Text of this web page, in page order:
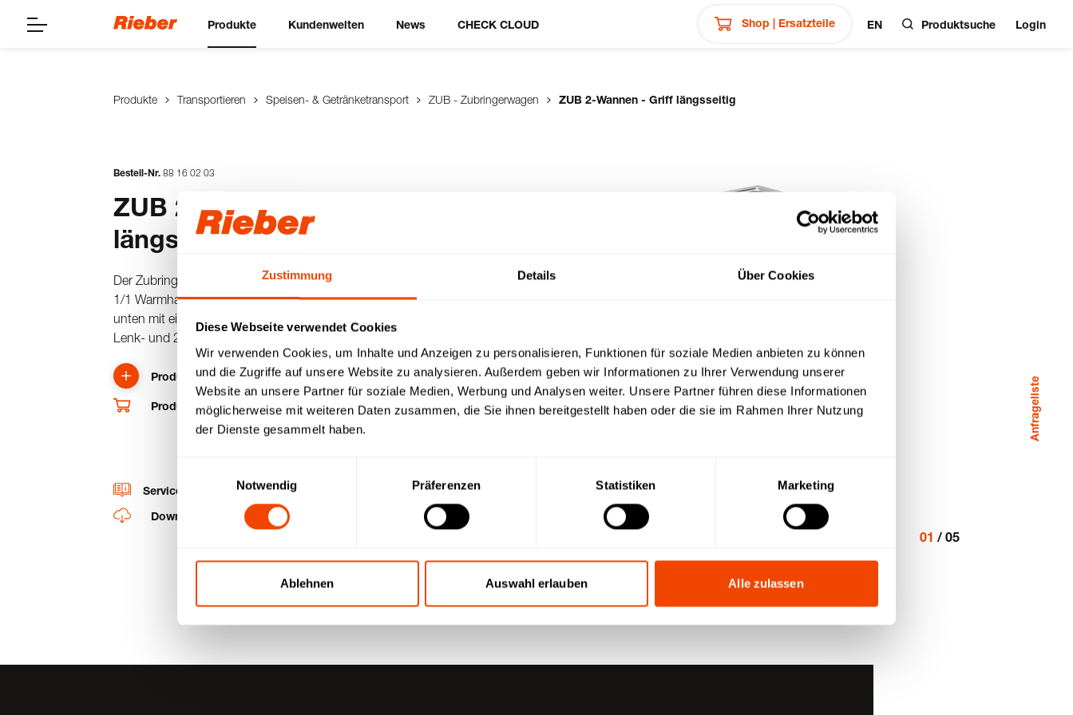
Zustimmung Details Über Cookies
Diese Webseite verwendet Cookies
Wir verwenden Cookies, um Inhalte und Anzeigen zu personalisieren, Funktionen für soziale Medien anbieten zu können
und die Zugriffe auf unsere Website zu analysieren. Außerdem geben wir Informationen zu Ihrer Verwendung unserer
Website an unsere Partner für soziale Medien, Werbung und Analysen weiter. Unsere Partner führen diese Informationen
möglicherweise mit weiteren Daten zusammen, die Sie ihnen bereitgestellt haben oder die sie im Rahmen Ihrer Nutzung
der Dienste gesammelt haben.
Notwendig
Präferenzen Statistiken Marketing
Ablehnen Auswahl erlauben Alle zulassen
Produkte Kundenwelten News CHECK CLOUD Shop | Ersatzteile EN Produktsuche Login
Produkte Transportieren Speisen- & Getränketransport ZUB - Zubringerwagen ZUB 2-Wannen - Griff längsseitig
01 / 05
Bestell-Nr. 88 16 02 03
ZUB 2-Wannen - Griff
längsseitig
Der Zubringerwagen aus Edelstahl oben mit 2 tiefgezogenen GN-
1/1 Warmhaltewannen, nass & trocken beheizbar, allseitig isoliert,
unten mit eingeschweißtem Edelstahlbord - rostfreie Rollen , 2
Lenk- und 2 Lenkstopprollen.
Produkt anfragen
Produkt und Ersatzteile im Shop kaufen
Service-Videos
Downloads
Anfrageliste